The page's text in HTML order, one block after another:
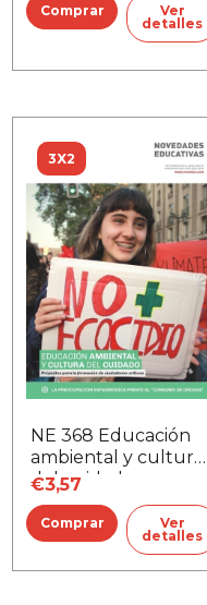
Ver
detalles
3X2
NE 368 Educación
ambiental y cultura
del cuidado
€3,57
Ver
detalles